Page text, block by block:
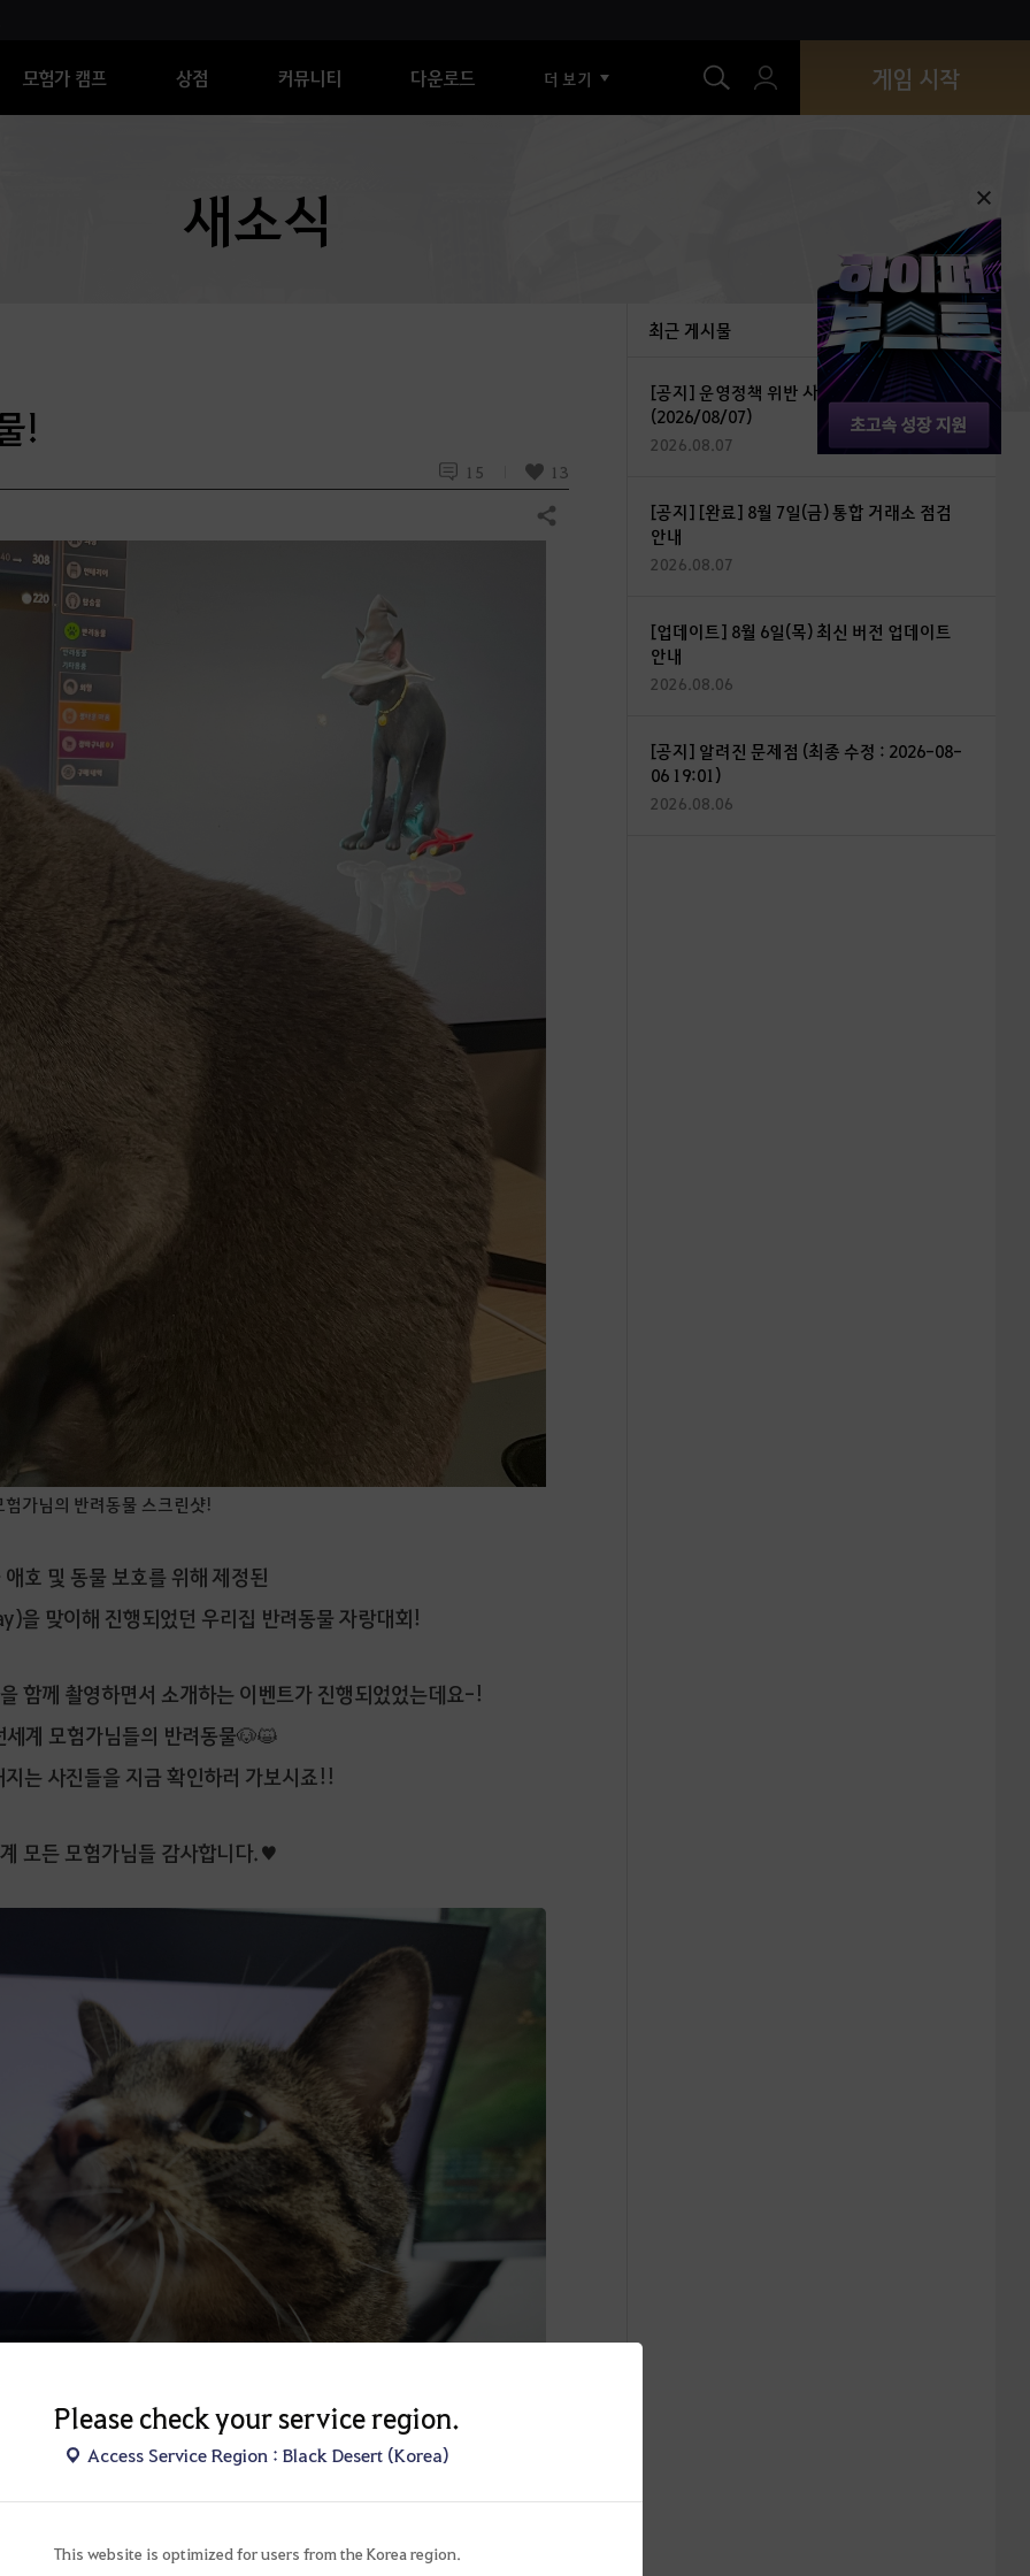
Please check your service region.
Access Service Region : Black Desert (Korea)
This website is optimized for users from the Korea region.
모험가 캠프 상점 커뮤니티 다운로드 더 보기 게임 시작
새소식
!
15 13
공유하기
가님의 반려동물 스크린샷!
호 및 동물 보호를 위해 제정된
을 맞이해 진행되었던 우리집 반려동물 자랑대회!
함께 촬영하면서 소개하는 이벤트가 진행되었었는데요-!
세계 모험가님들의 반려동물🐶😺
는 사진들을 지금 확인하러 가보시죠!!
모든 모험가님들 감사합니다.♥
최근 게시물
[공지] 운영정책 위반 사용자 조치 안내
(2026/08/07)
2026.08.07
[공지] [완료] 8월 7일(금) 통합 거래소 점검
안내
2026.08.07
[업데이트] 8월 6일(목) 최신 버전 업데이트
안내
2026.08.06
[공지] 알려진 문제점 (최종 수정 : 2026-08-
06 19:01)
2026.08.06